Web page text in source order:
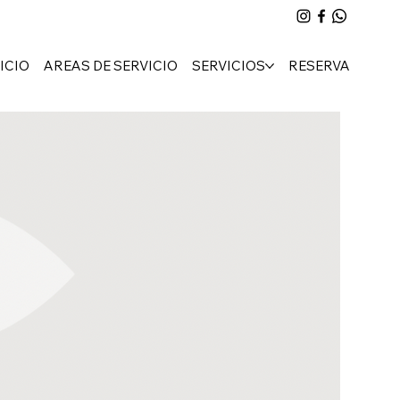
AREAS DE SERVICIO SERVICIOS RESERVA